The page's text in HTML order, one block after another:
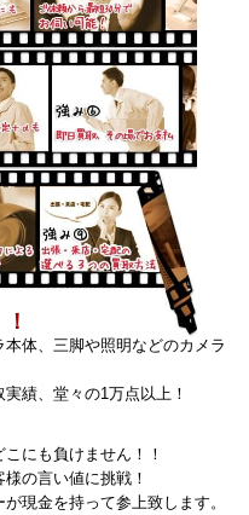
体、三脚や照明などのカメラ
績、堂々の1万点以上！
にも負けません！！
の言い値に挑戦！
現金を持って参上致します。